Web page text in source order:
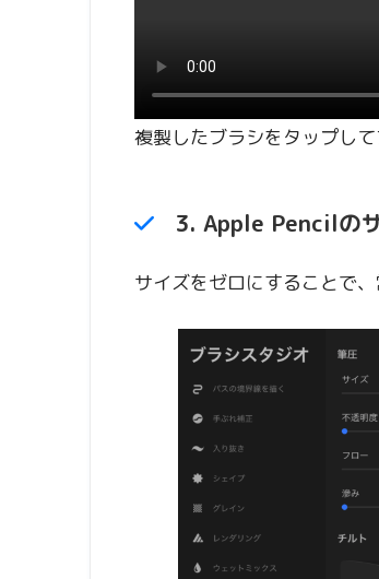
複製したブラシをタップし
3. Apple Pencilの
サイズをゼロにすることで